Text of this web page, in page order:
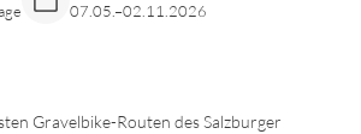
07.05.–02.11.2026
Gravelbike-Routen des Salzburger